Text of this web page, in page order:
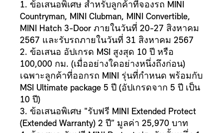
1. ข้อเสนอพิเศษ สำหรับลูกค้าที่จองรถ MINI
Countryman, MINI Clubman, MINI Convertible,
MINI Hatch 3-Door ภายในวันที่ 20-27 สิงหาคม
2567 และรับรถภายในวันที่ 31 สิงหาคม 2567
2. ข้อเสนอ อัปเกรด MSI สูงสุด 10 ปี หรือ
100,000 กม. (เมื่ออย่างใดอย่างหนึ่งถึงก่อน)
เฉพาะลูกค้าที่ออกรถ MINI รุ่นที่กำหนด พร้อมกับ
MSI Ultimate package 5 ปี (อัปเกรดจาก 5 ปี เป็น
10 ปี)
3. ข้อเสนอพิเศษ "รับฟรี MINI Extended Protect
(Extended Warranty) 2 ปี” มูลค่า 25,970 บาท